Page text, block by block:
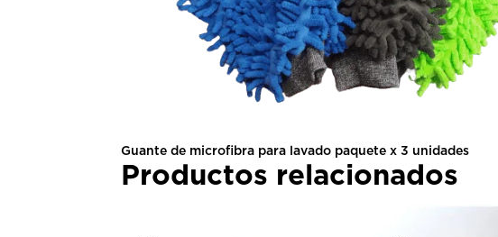
Guante de microfibra para lavado paquete x 3 unidades
Productos relacionados